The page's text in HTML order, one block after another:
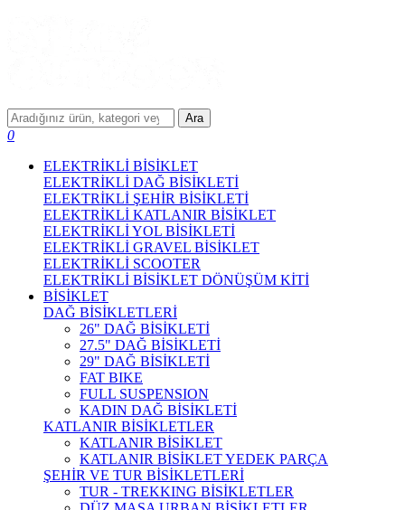
Ara
0
ELEKTRİKLİ BİSİKLET
ELEKTRİKLİ DAĞ BİSİKLETİ
ELEKTRİKLİ ŞEHİR BİSİKLETİ
ELEKTRİKLİ KATLANIR BİSİKLET
ELEKTRİKLİ YOL BİSİKLETİ
ELEKTRİKLİ GRAVEL BİSİKLET
ELEKTRİKLİ SCOOTER
ELEKTRİKLİ BİSİKLET DÖNÜŞÜM KİTİ
BİSİKLET
DAĞ BİSİKLETLERİ
26" DAĞ BİSİKLETİ
27.5" DAĞ BİSİKLETİ
29" DAĞ BİSİKLETİ
FAT BIKE
FULL SUSPENSION
KADIN DAĞ BİSİKLETİ
KATLANIR BİSİKLETLER
KATLANIR BİSİKLET
KATLANIR BİSİKLET YEDEK PARÇA
ŞEHİR VE TUR BİSİKLETLERİ
TUR - TREKKING BİSİKLETLER